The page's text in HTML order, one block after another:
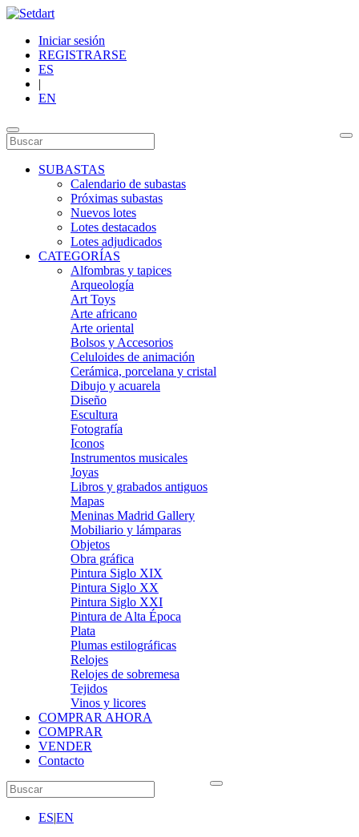
Iniciar sesión
REGISTRARSE
ES
|
EN
SUBASTAS
Calendario de subastas
Próximas subastas
Nuevos lotes
Lotes destacados
Lotes adjudicados
CATEGORÍAS
Alfombras y tapices
Arqueología
Art Toys
Arte africano
Arte oriental
Bolsos y Accesorios
Celuloides de animación
Cerámica, porcelana y cristal
Dibujo y acuarela
Diseño
Escultura
Fotografía
Iconos
Instrumentos musicales
Joyas
Libros y grabados antiguos
Mapas
Meninas Madrid Gallery
Mobiliario y lámparas
Objetos
Obra gráfica
Pintura Siglo XIX
Pintura Siglo XX
Pintura Siglo XXI
Pintura de Alta Época
Plata
Plumas estilográficas
Relojes
Relojes de sobremesa
Tejidos
Vinos y licores
COMPRAR AHORA
COMPRAR
VENDER
Contacto
ES|EN